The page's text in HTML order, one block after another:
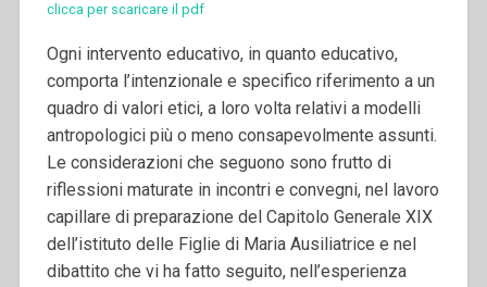
clicca per scaricare il pdf
Ogni intervento educativo, in quanto educativo,
comporta l’intenzionale e specifico riferimento a un
quadro di valori etici, a loro volta relativi a modelli
antropologici più o meno consapevolmente assunti.
Le considerazioni che seguono sono frutto di
riflessioni maturate in incontri e convegni, nel lavoro
capillare di preparazione del Capitolo Generale XIX
dell’istituto delle Figlie di Maria Ausiliatrice e nel
dibattito che vi ha fatto seguito, nell’esperienza